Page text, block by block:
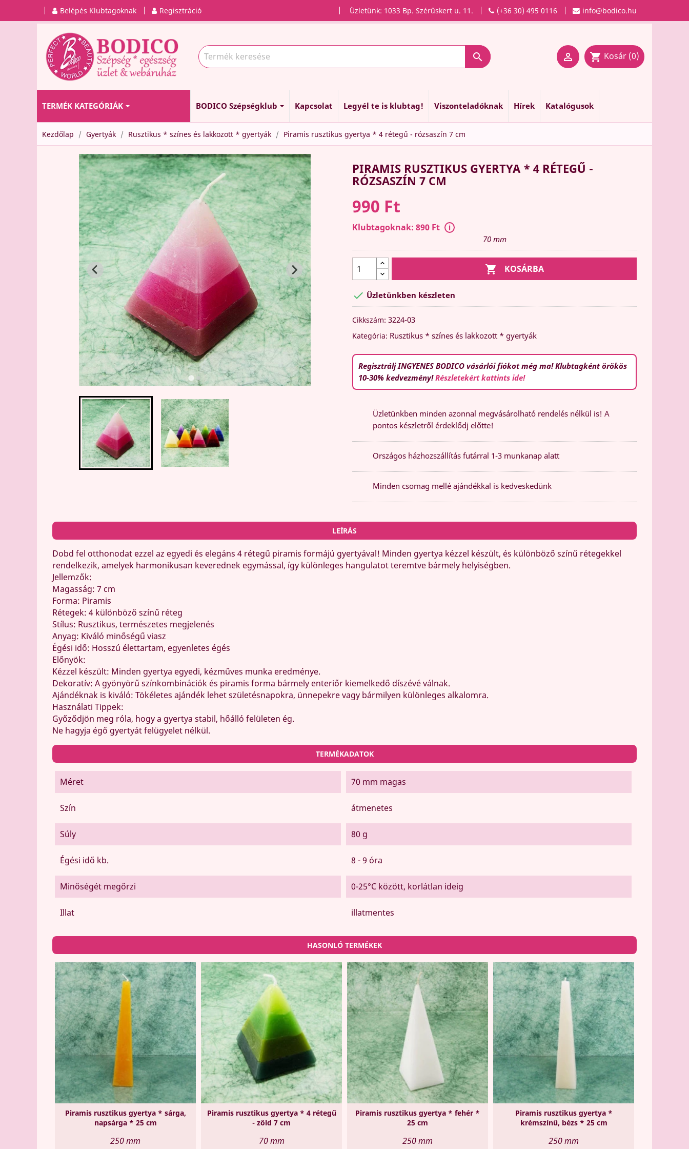
Belépés Klubtagoknak Regisztráció info@bodico.hu
(+36 30) 495 0116
Üzletünk: 1033 Bp. Szérűskert u. 11.
  shopping_cart Kosár (0)
TERMÉK KATEGÓRIÁK BODICO Szépségklub Kapcsolat Legyél te is klubtag! Viszonteladóknak Hírek Katalógusok
Kezdőlap Gyertyák Rusztikus * színes és lakkozott * gyertyák Piramis rusztikus gyertya * 4 rétegű - rózsaszín 7 cm
PIRAMIS RUSZTIKUS GYERTYA * 4 RÉTEGŰ -
RÓZSASZÍN 7 CM
990 Ft
Klubtagoknak: 890 Ft
70 mm
 KOSÁRBA
 Üzletünkben készleten
Cikkszám: 3224-03
Kategória: Rusztikus * színes és lakkozott * gyertyák
Regisztrálj INGYENES BODICO vásárlói fiókot még ma! Klubtagként örökös
10-30% kedvezmény!Részletekért kattints ide!
Üzletünkben minden azonnal megvásárolható rendelés nélkül is! A
pontos készletről érdeklődj előtte!
Országos házhozszállítás futárral 1-3 munkanap alatt
Minden csomag mellé ajándékkal is kedveskedünk
LEÍRÁS
Dobd fel otthonodat ezzel az egyedi és elegáns 4 rétegű piramis formájú gyertyával! Minden gyertya kézzel készült, és különböző színű rétegekkel
rendelkezik, amelyek harmonikusan keverednek egymással, így különleges hangulatot teremtve bármely helyiségben.
Jellemzők:
Magasság: 7 cm
Forma: Piramis
Rétegek: 4 különböző színű réteg
Stílus: Rusztikus, természetes megjelenés
Anyag: Kiváló minőségű viasz
Égési idő: Hosszú élettartam, egyenletes égés
Előnyök:
Kézzel készült: Minden gyertya egyedi, kézműves munka eredménye.
Dekoratív: A gyönyörű színkombinációk és piramis forma bármely enteriőr kiemelkedő díszévé válnak.
Ajándéknak is kiváló: Tökéletes ajándék lehet születésnapokra, ünnepekre vagy bármilyen különleges alkalomra.
Használati Tippek:
Győződjön meg róla, hogy a gyertya stabil, hőálló felületen ég.
Ne hagyja égő gyertyát felügyelet nélkül.
TERMÉKADATOK
Méret 70 mm magas
Szín átmenetes
Súly 80 g
Égési idő kb. 8 - 9 óra
Minőségét megőrzi 0-25°C között, korlátlan ideig
Illat illatmentes
HASONLÓ TERMÉKEK
Piramis rusztikus gyertya * sárga,
napsárga * 25 cm
250 mm
Piramis rusztikus gyertya * 4 rétegű
- zöld 7 cm
70 mm
Piramis rusztikus gyertya * fehér *
25 cm
250 mm
Piramis rusztikus gyertya *
krémszínű, bézs * 25 cm
250 mm